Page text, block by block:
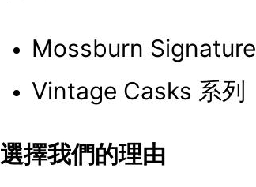
Mossburn
Vintage Casks 系列
選擇我們的理由